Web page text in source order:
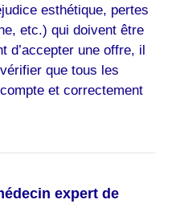
esthétique, pertes
etc.) qui doivent être
d’accepter une offre, il
que tous les
et correctement
expert de